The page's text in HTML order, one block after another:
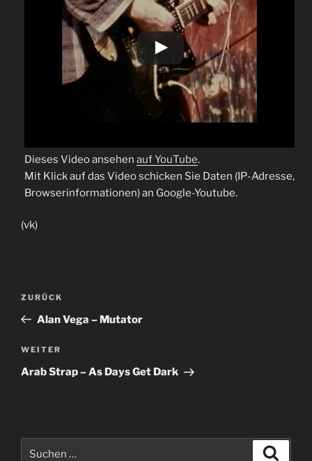
Dieses Video ansehen auf YouTube.
Mit Klick auf das Video schicken Sie Daten (IP-Adresse,
Browserinformationen) an Google-Youtube.
(vk)
Beitragsnavigation
Vorheriger
Beitrag
ZURÜCK
Alan Vega – Mutator
Nächster
Beitrag
WEITER
Arab Strap – As Days Get Dark